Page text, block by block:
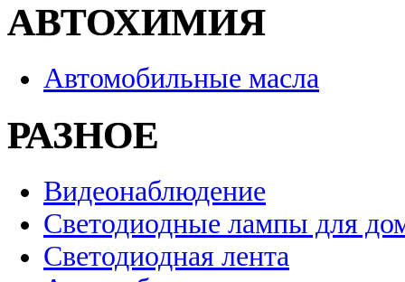
АВТОХИМИЯ
Автомобильные масла
РАЗНОЕ
Видеонаблюдение
Светодиодные лампы для
Светодиодная лента